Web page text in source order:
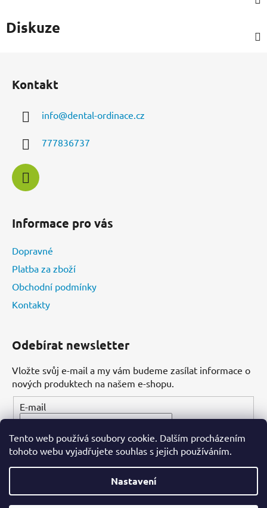
Tento web používá soubory cookie. Dalším procházením
tohoto webu vyjadřujete souhlas s jejich používáním.
Nastavení
Diskuze
Kontakt
info@dental-ordinace.cz
777836737
Informace pro vás
Dopravné
Platba za zboží
Obchodní podmínky
Kontakty
Odebírat newsletter
Vložte svůj e-mail a my vám budeme zasílat informace o
nových produktech na našem e-shopu.
E-mail
PŘIHLÁSIT SE